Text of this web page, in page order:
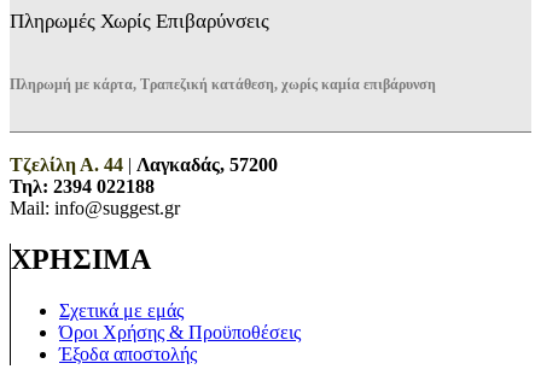
Πληρωμές Χωρίς Επιβαρύνσεις
Πληρωμή με κάρτα, Τραπεζική κατάθεση, χωρίς καμία επιβάρυνση
Τζελίλη Α. 44 | Λαγκαδάς, 57200
Τηλ: 2394 022188
Mail: info@suggest.gr
ΧΡΗΣΙΜΑ
Σχετικά με εμάς
Όροι Χρήσης & Προϋποθέσεις
Έξοδα αποστολής